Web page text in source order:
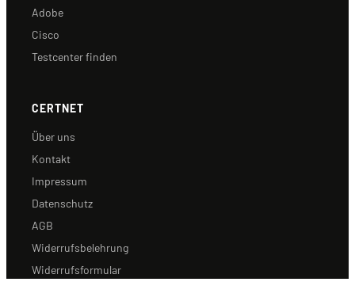
Adobe
Cisco
Testcenter finden
CERTNET
Über uns
Kontakt
Impressum
Datenschutz
AGB
Widerrufsbelehrung
Widerrufsformular